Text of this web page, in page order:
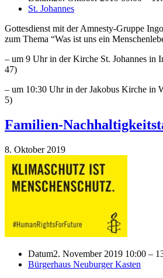
St. Johannes
Gottesdienst mit der Amnesty-Gruppe
zum Thema “Was ist uns ein
– um 9 Uhr in der Kirche St. Johannes in
47)
– um 10:30 Uhr in der Jakobus Kirche in
5)
Familien-
8. Oktober 2019
Datum2. November 2019 10:00 –
Bürgerhaus Neuburger Kasten